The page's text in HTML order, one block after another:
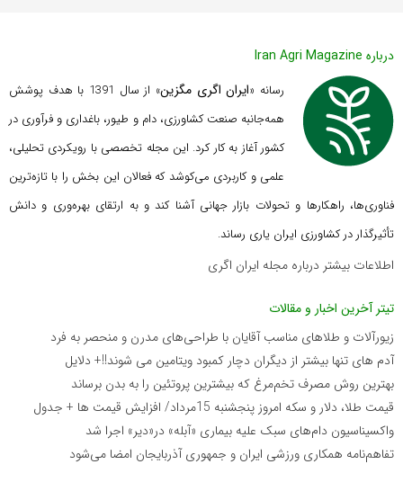
درباره Iran Agri Magazine
رسانه «ایران اگری مگزین
» از سال 1391 با هدف پوشش
همه‌جانبه صنعت کشاورزی، دام و طیور، باغداری و فرآوری در
کشور آغاز به کار کرد. این مجله تخصصی با رویکردی تحلیلی،
علمی و کاربردی می‌کوشد که فعالان این بخش را با تازه‌ترین
فناوری‌ها، راهکارها و تحولات بازار جهانی آشنا کند و به ارتقای بهره‌وری و دانش
تأثیرگذار در کشاورزی ایران یاری رساند.
اطلاعات بیشتر درباره مجله ایران اگری
تیتر آخرین اخبار و مقالات
زیورآلات و طلاهای مناسب آقایان با طراحی‌های مدرن و منحصر به فرد
آدم های تنها بیشتر از دیگران دچار کمبود ویتامین می شوند!!+ دلایل
بهترین روش مصرف تخم‌مرغ که بیشترین پروتئین را به بدن برساند
قیمت طلا، دلار و سکه امروز پنجشنبه 15مرداد/ افزایش قیمت ها + جدول
واکسیناسیون دام‌های سبک علیه بیماری «آبله» در«دیر» اجرا شد
تفاهم‌نامه همکاری ورزشی ایران و جمهوری آذربایجان امضا می‌شود